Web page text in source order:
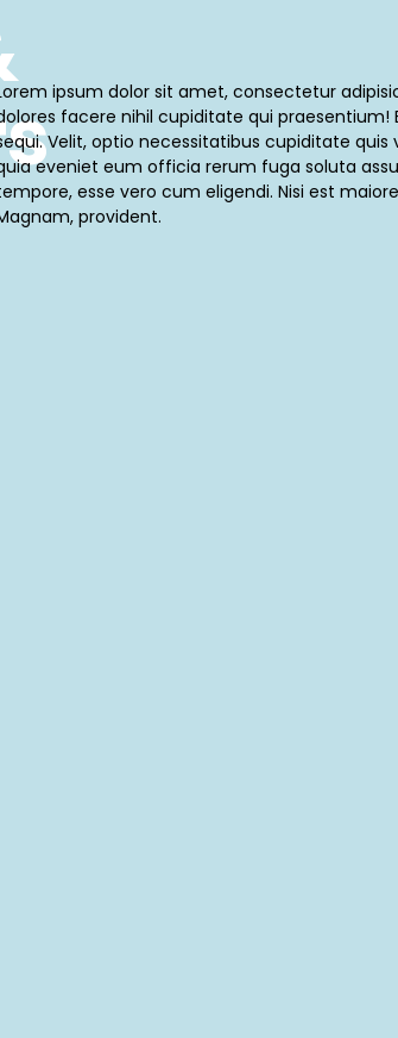
ipsum dolor sit amet, consectetur
facere nihil cupiditate qui praesentium!
Velit, optio necessitatibus cupiditate quis
eveniet eum officia rerum fuga soluta
esse vero cum eligendi. Nisi est
provident.